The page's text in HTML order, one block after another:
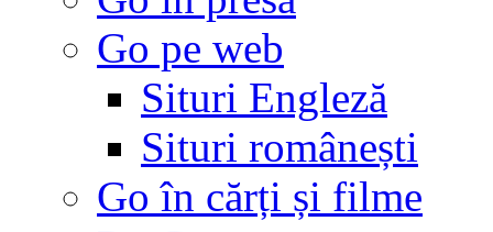
Go pe web
Situri Engleză
Situri românești
Go în cărți și filme